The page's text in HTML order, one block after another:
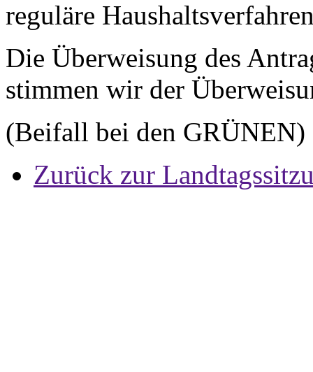
reguläre
Die Überweisung des
stimmen wir der
(Beifall bei den GRÜNEN)
Zurück zur